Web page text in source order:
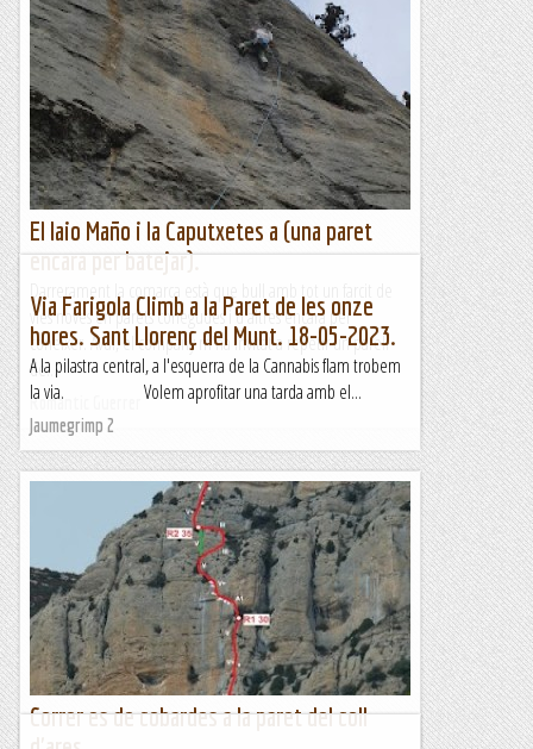
El Iaio Maño i la Caputxetes a (una paret
encara per batejar).
Darrerament la comarca està que bull amb tot un farcit de
vies noves en parets conegudes i d'altres encara per
coneixer. Avui, el company m'ha invitat a repetir un parell
de...
Romàntic Guerrer
Via Farigola Climb a la Paret de les onze
hores. Sant Llorenç del Munt. 18-05-2023.
A la pilastra central, a l'esquerra de la Cannabis flam trobem
la via. Volem aprofitar una tarda amb el...
Jaumegrimp 2
Correr es de cobardes a la paret del coll